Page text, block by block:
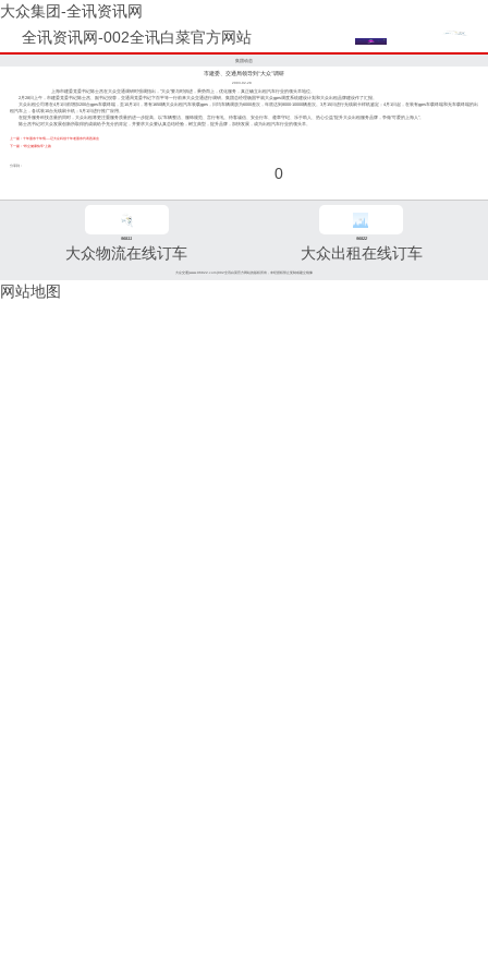
大众集团-全讯资讯网
全讯资讯网-002全讯白菜官方网站
集团动态
市建委、交通局领导到“大众”调研
2003-02-28
上海市建委党委书记陈士杰在大众交通调研时强调指出，"大众"要与时俱进，乘势而上，优化服务，真正确立出租汽车行业的领头羊地位。
2月28日上午，市建委党委书记陈士杰、副书记倪蓉，交通局党委书记卞百平等一行前来大众交通进行调研。集团总经理杨国平就大众gprs调度系统建设计划和大众出租品牌建设作了汇报。
大众出租公司将在4月1日前增加200台gprs车载终端，至10月1日，将有1650辆大众出租汽车装载gprs，日均车辆调放为6000差次，年底达到8000-10000辆差次。3月15日进行无线刷卡样机鉴定；4月1日起，在装有gprs车载终端和无车载终端的出
租汽车上，各试装10台无线刷卡机；5月1日进行推广应用。
在提升服务科技含量的同时，大众出租将更注重服务质量的进一步提高。以"车辆整洁、服饰规范、言行有礼、待客诚信、安全行车、遵章守纪、乐于助人、热心公益"提升大众出租服务品牌，争做"可爱的上海人"。
陈士杰书记对大众发展创新所取得的成就给予充分的肯定，并要求大众要认真总结经验，树立典型，提升品牌，加快发展，成为出租汽车行业的领头羊。
上一篇：十年股东十年情----记大众科创十年老股东代表恳谈会
下一篇：“昂立健康快车”上路
分享到： 0
96811
大众物流在线订车
96822
大众出租在线订车
大众交通(www.96822.com)002全讯白菜官方网站的版权所有，未经授权禁止复制或建立镜像
网站地图